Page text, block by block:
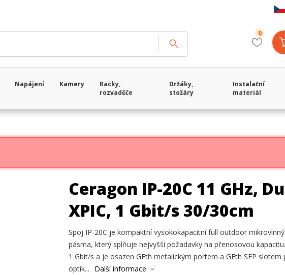
0
Napájení Kamery
Racky,
rozvaděče
Držáky,
stožáry
Instalační
materiál
Ceragon IP-20C 11 GHz,
XPIC, 1 Gbit/s 30/30cm
Spoj IP-20C je kompaktní vysokokapacitní full outdoor
pásma, který splňuje nejvyšší požadavky na přenosovou
1 Gbit/s a je osazen GEth metalickým portem a GEth SFP
optik...
Další informace